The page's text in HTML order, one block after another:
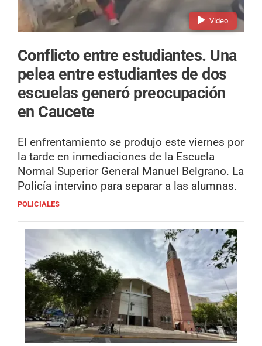
Video
Conflicto entre estudiantes. Una
pelea entre estudiantes de dos
escuelas generó preocupación
en Caucete
El enfrentamiento se produjo este viernes por
la tarde en inmediaciones de la Escuela
Normal Superior General Manuel Belgrano. La
Policía intervino para separar a las alumnas.
POLICIALES